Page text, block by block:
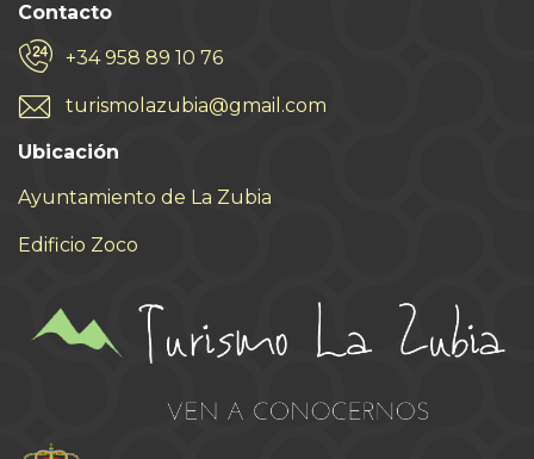
Contacto
+34 958 89 10 76
turismolazubia@gmail.com
Ubicación
Ayuntamiento de La Zubia
Edificio Zoco